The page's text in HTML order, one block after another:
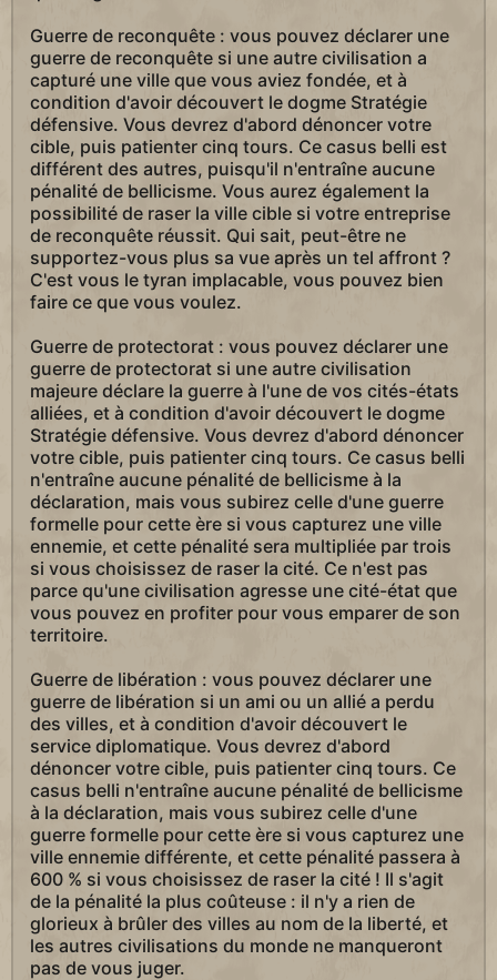
Guerre de reconquête : vous pouvez déclarer une
guerre de reconquête si une autre civilisation a
capturé une ville que vous aviez fondée, et à
condition d'avoir découvert le dogme Stratégie
défensive. Vous devrez d'abord dénoncer votre
cible, puis patienter cinq tours. Ce casus belli est
différent des autres, puisqu'il n'entraîne aucune
pénalité de bellicisme. Vous aurez également la
possibilité de raser la ville cible si votre entreprise
de reconquête réussit. Qui sait, peut-être ne
supportez-vous plus sa vue après un tel affront ?
C'est vous le tyran implacable, vous pouvez bien
faire ce que vous voulez.
Guerre de protectorat : vous pouvez déclarer une
guerre de protectorat si une autre civilisation
majeure déclare la guerre à l'une de vos cités-états
alliées, et à condition d'avoir découvert le dogme
Stratégie défensive. Vous devrez d'abord dénoncer
votre cible, puis patienter cinq tours. Ce casus belli
n'entraîne aucune pénalité de bellicisme à la
déclaration, mais vous subirez celle d'une guerre
formelle pour cette ère si vous capturez une ville
ennemie, et cette pénalité sera multipliée par trois
si vous choisissez de raser la cité. Ce n'est pas
parce qu'une civilisation agresse une cité-état que
vous pouvez en profiter pour vous emparer de son
territoire.
Guerre de libération : vous pouvez déclarer une
guerre de libération si un ami ou un allié a perdu
des villes, et à condition d'avoir découvert le
service diplomatique. Vous devrez d'abord
dénoncer votre cible, puis patienter cinq tours. Ce
casus belli n'entraîne aucune pénalité de bellicisme
à la déclaration, mais vous subirez celle d'une
guerre formelle pour cette ère si vous capturez une
ville ennemie différente, et cette pénalité passera à
600 % si vous choisissez de raser la cité ! Il s'agit
de la pénalité la plus coûteuse : il n'y a rien de
glorieux à brûler des villes au nom de la liberté, et
les autres civilisations du monde ne manqueront
pas de vous juger.